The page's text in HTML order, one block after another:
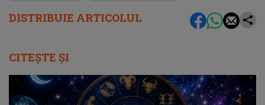
DISTRIBUIE ARTICOLUL
CITEȘTE ȘI